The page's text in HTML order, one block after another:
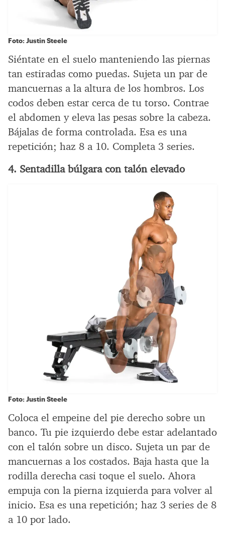
Foto: Justin Steele
Siéntate en el suelo manteniendo las piernas
tan estiradas como puedas. Sujeta un par de
mancuernas a la altura de los hombros. Los
codos deben estar cerca de tu torso. Contrae
el abdomen y eleva las pesas sobre la cabeza.
Bájalas de forma controlada. Esa es una
repetición; haz 8 a 10. Completa 3 series.
4. Sentadilla búlgara con talón elevado
Foto: Justin Steele
Coloca el empeine del pie derecho sobre un
banco. Tu pie izquierdo debe estar adelantado
con el talón sobre un disco. Sujeta un par de
mancuernas a los costados. Baja hasta que la
rodilla derecha casi toque el suelo. Ahora
empuja con la pierna izquierda para volver al
inicio. Esa es una repetición; haz 3 series de 8
a 10 por lado.